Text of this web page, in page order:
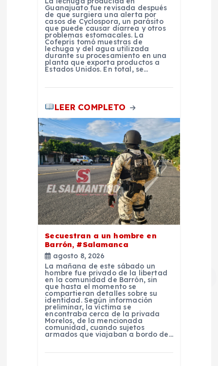
Guanajuato fue revisada después
de que surgiera una alerta por
casos de Cyclospora, un parásito
que puede causar diarrea y otros
problemas estomacales. La
Cofepris tomó muestras de
lechuga y del agua utilizada
durante su procesamiento en una
planta que exporta productos a
Estados Unidos. En total, se…
LEER COMPLETO
Secuestran a un hombre en
Barrón, #Salamanca
agosto 8, 2026
La mañana de este sábado un
hombre fue privado de la libertad
en la comunidad de Barrón, sin
que hasta el momento se
compartieran detalles sobre su
identidad. Según información
preliminar, la víctima se
encontraba cerca de la privada
Morelos, de la mencionada
comunidad, cuando sujetos
armados que viajaban a bordo de…